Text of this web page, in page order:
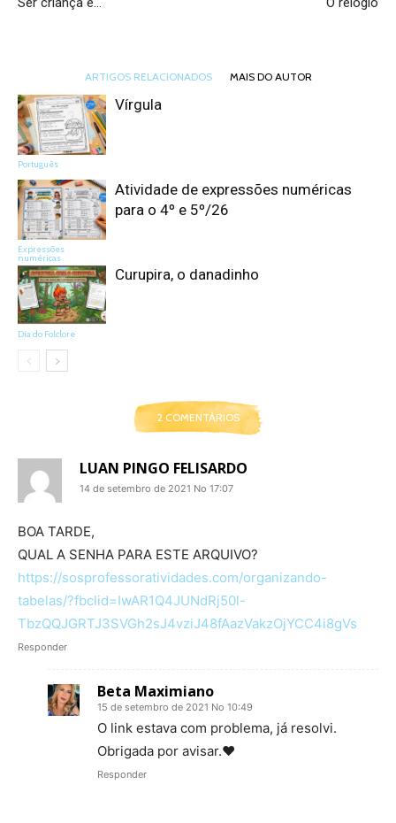
ARTIGOS RELACIONADOS MAIS DO AUTOR
Português
Vírgula
Expressões
numéricas
Atividade de expressões numéricas
para o 4º e 5º/26
Dia do Folclore
Curupira, o danadinho
2 COMENTÁRIOS
LUAN PINGO FELISARDO
14 de setembro de 2021 No 17:07
BOA TARDE,
QUAL A SENHA PARA ESTE ARQUIVO?
https://sosprofessoratividades.com/organizando-
tabelas/?fbclid=IwAR1Q4JUNdRj50l-
TbzQQJGRTJ3SVGh2sJ4vziJ48fAazVakzOjYCC4i8gVs
Responder
Beta Maximiano
15 de setembro de 2021 No 10:49
O link estava com problema, já resolvi.
Obrigada por avisar.♥
Responder